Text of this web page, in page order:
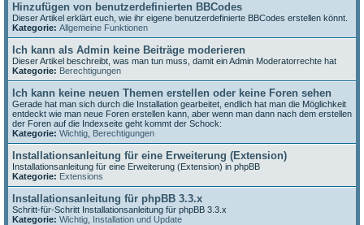
Hinzufügen von benutzerdefinierten BBCodes
Dieser Artikel erklärt euch, wie ihr eigene benutzerdefinierte BBCodes erstellen könnt.
Kategorie: Allgemeine Funktionen
Ich kann als Admin keine Beiträge moderieren
Dieser Artikel beschreibt, was man tun muss, damit ein Admin Moderatorrechte hat
Kategorie: Berechtigungen
Ich kann keine neuen Themen erstellen oder keine Foren sehen
Gerade hat man sich durch die Installation gearbeitet, endlich hat man die Möglichkeit
entdeckt wie man neue Foren erstellen kann, aber wenn man dann nach dem erstellen
der Foren auf die Indexseite geht kommt der Schock:
Kategorie: Wichtig Berechtigungen
Installationsanleitung für eine Erweiterung (Extension)
Installationsanleitung für eine Erweiterung (Extension) in phpBB
Kategorie: Extensions
Installationsanleitung für phpBB 3.3.x
Schritt-für-Schritt Installationsanleitung für phpBB 3.3.x
Kategorie: Wichtig Installation und Update